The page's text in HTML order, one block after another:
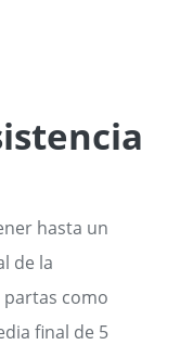
hasta un
de la
como
final de 5